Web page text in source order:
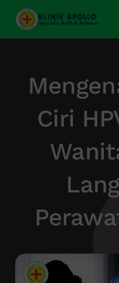
Skip
content
Layanan Kami
Tentang KamiCiri